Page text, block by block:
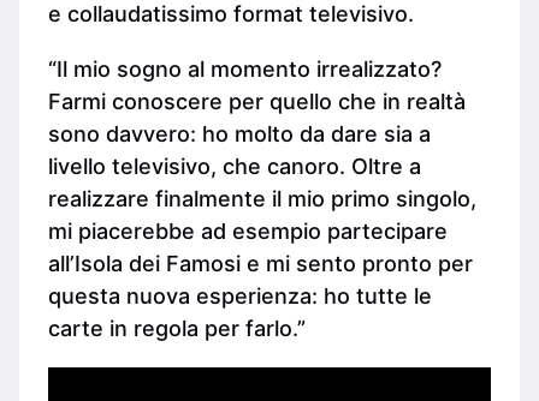
e collaudatissimo format televisivo.
“Il mio sogno al momento irrealizzato?
Farmi conoscere per quello che in realtà
sono davvero: ho molto da dare sia a
livello televisivo, che canoro. Oltre a
realizzare finalmente il mio primo singolo,
mi piacerebbe ad esempio partecipare
all’Isola dei Famosi e mi sento pronto per
questa nuova esperienza: ho tutte le
carte in regola per farlo.”